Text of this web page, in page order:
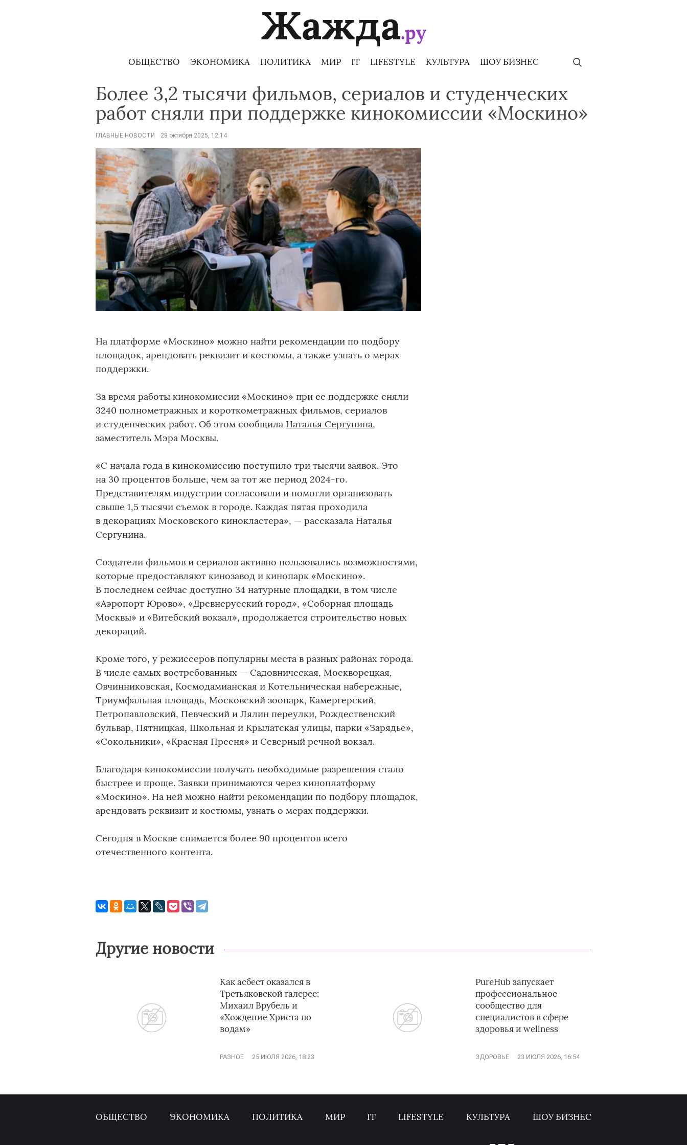
ОБЩЕСТВО ЭКОНОМИКА ПОЛИТИКА МИР IT LIFESTYLE КУЛЬТУРА ШОУ БИЗНЕС
Более 3,2 тысячи фильмов, сериалов и студенческих
работ сняли при поддержке кинокомиссии «Москино»
ГЛАВНЫЕ НОВОСТИ 28 октября 2025, 12:14
На платформе «Москино» можно найти рекомендации по подбору
площадок, арендовать реквизит и костюмы, а также узнать о мерах
поддержки.
За время работы кинокомиссии «Москино» при ее поддержке сняли
3240 полнометражных и короткометражных фильмов, сериалов
и студенческих работ. Об этом сообщила Наталья Сергунина,
заместитель Мэра Москвы.
«С начала года в кинокомиссию поступило три тысячи заявок. Это
на 30 процентов больше, чем за тот же период 2024-го.
Представителям индустрии согласовали и помогли организовать
свыше 1,5 тысячи съемок в городе. Каждая пятая проходила
в декорациях Московского кинокластера», — рассказала Наталья
Сергунина.
Создатели фильмов и сериалов активно пользовались возможностями,
которые предоставляют кинозавод и кинопарк «Москино».
В последнем сейчас доступно 34 натурные площадки, в том числе
«Аэропорт Юрово», «Древнерусский город», «Соборная площадь
Москвы» и «Витебский вокзал», продолжается строительство новых
декораций.
Кроме того, у режиссеров популярны места в разных районах города.
В числе самых востребованных — Садовническая, Москворецкая,
Овчинниковская, Космодамианская и Котельническая набережные,
Триумфальная площадь, Московский зоопарк, Камергерский,
Петропавловский, Певческий и Лялин переулки, Рождественский
бульвар, Пятницкая, Школьная и Крылатская улицы, парки «Зарядье»,
«Сокольники», «Красная Пресня» и Северный речной вокзал.
Благодаря кинокомиссии получать необходимые разрешения стало
быстрее и проще. Заявки принимаются через киноплатформу
«Москино». На ней можно найти рекомендации по подбору площадок,
арендовать реквизит и костюмы, узнать о мерах поддержки.
Сегодня в Москве снимается более 90 процентов всего
отечественного контента.
Другие новости
Как асбест оказался в
Третьяковской галерее:
Михаил Врубель и
«Хождение Христа по
водам»
РАЗНОЕ 25 ИЮЛЯ 2026, 18:23
PureHub запускает
профессиональное
сообщество для
специалистов в сфере
здоровья и wellness
ЗДОРОВЬЕ 23 ИЮЛЯ 2026, 16:54
ОБЩЕСТВО ЭКОНОМИКА ПОЛИТИКА МИР IT LIFESTYLE КУЛЬТУРА ШОУ БИЗНЕС